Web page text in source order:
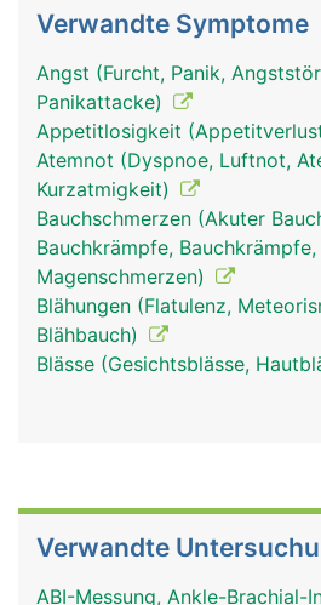
Verwandte Symptome
Angst (Furcht, Panik,
Panikattacke)
Appetitlosigkeit
Atemnot (Dyspnoe, Luftnot,
Kurzatmigkeit)
Bauchschmerzen (Akuter
Bauchkrämpfe,
Magenschmerzen)
Blähungen (Flatulenz,
Blähbauch)
Blässe (Gesichtsblässe,
Verwandte
ABI-Messung, Ankle-Brachial-